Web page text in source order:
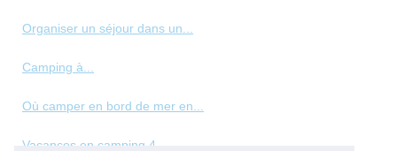
Organiser un séjour dans un...
Camping à...
Où camper en bord de mer en...
Vacances en camping 4...